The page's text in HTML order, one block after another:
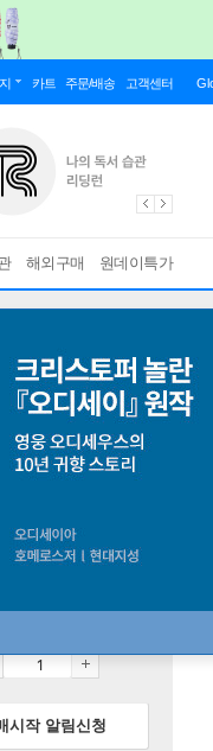
카트 주문/배송 고객센터
해외구매 원데이특가
특별전 ]
시작 알림신청